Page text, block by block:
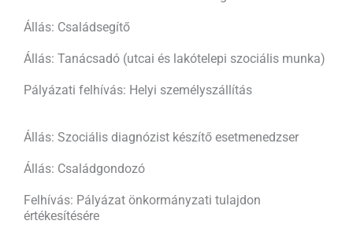
Állás: Családsegítő
Állás: Tanácsadó (utcai és lakótelepi szociális munka)
Pályázati felhívás: Helyi személyszállítás
Állás: Szociális diagnózist készítő esetmenedzser
Állás: Családgondozó
Felhívás: Pályázat önkormányzati tulajdon
értékesítésére